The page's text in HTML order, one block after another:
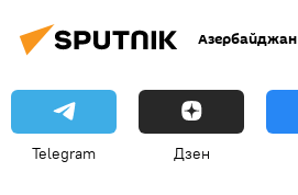
Азербайджан
Telegram Дзен